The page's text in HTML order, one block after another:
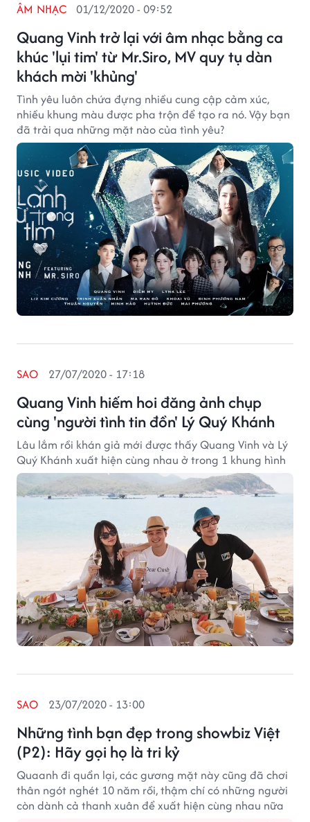
Quang Vinh trở lại với âm nhạc bằng ca
khúc 'lụi tim' từ Mr.Siro, MV quy tụ dàn
khách mời 'khủng'
ÂM NHẠC 01/12/2020 - 09:52
Tình yêu luôn chứa đựng nhiều cung cập cảm xúc,
nhiều khung màu được pha trộn để tạo ra nó. Vậy bạn
đã trải qua những mặt nào của tình yêu?
Quang Vinh hiếm hoi đăng ảnh chụp
cùng 'người tình tin đồn' Lý Quý Khánh
SAO 27/07/2020 - 17:18
Lâu lắm rồi khán giả mới được thấy Quang Vinh và Lý
Quý Khánh xuất hiện cùng nhau ở trong 1 khung hình
Những tình bạn đẹp trong showbiz Việt
(P2): Hãy gọi họ là tri kỷ
SAO 23/07/2020 - 13:00
Quaanh đi quẩn lại, các gương mặt này cũng đã chơi
thân ngót nghét 10 năm rồi, thậm chí có những người
còn dành cả thanh xuân để xuất hiện cùng nhau nữa